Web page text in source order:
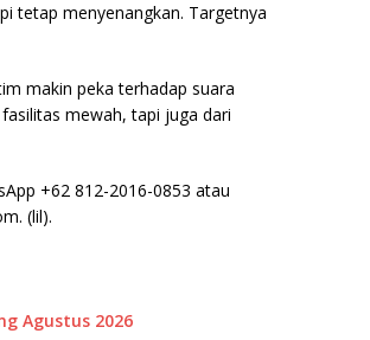
tetap menyenangkan. Targetnya
makin peka terhadap suara
mewah, tapi juga dari
+62 812-2016-0853 atau
(lil).
Agustus 2026